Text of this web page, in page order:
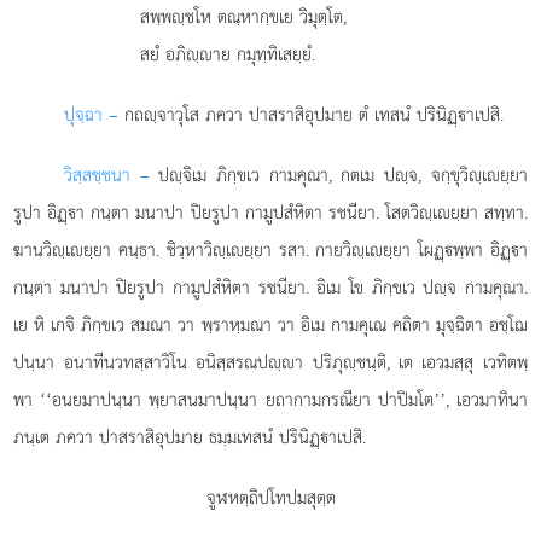
สพฺพฺชโห ตณฺหากฺขเย วิมุตฺโต,
สยํ อภิฺาย กมุทฺทิเสยฺยํ.
ปุจฺฉา – กถฺจาวุโสภควา ปาสราสิอุปมาย ตํ เทสนํ ปรินิฏฺาเปสิ.
วิสฺสชฺชนา – ปฺจิเม ภิกฺขเว กามคุณา, กตเม ปฺจ, จกฺขุวิฺเยฺยา
รูปา อิฏฺา กนฺตา มนาปา ปิยรูปา กามูปสํหิตา รชนียา. โสตวิฺเยฺยา สทฺทา.
ฆานวิฺเยฺยา คนฺธา. ชิวฺหาวิฺเยฺยา รสา. กายวิฺเยฺยา โผฏฺพฺพา อิฏฺา
กนฺตา มนาปา ปิยรูปา กามูปสํหิตา รชนียา. อิเม โข ภิกฺขเว ปฺจ กามคุณา.
เย หิ เกจิ ภิกฺขเว สมณา วา พฺราหฺมณา วา อิเม กามคุเณ คถิตา มุจฺฉิตา อชฺโฌ
ปนฺนา อนาทีนวทสฺสาวิโน อนิสฺสรณปฺา ปริภุฺชนฺติ, เต เอวมสฺสุ เวทิตพฺ
พา ‘‘อนยมาปนฺนา พฺยาสนมาปนฺนา ยถากามกรณียา ปาปิมโต’’, เอวมาทินา
ภนฺเต ภควา ปาสราสิอุปมาย ธมฺมเทสนํ ปรินิฏฺาเปสิ.
จูฬหตฺถิปโทปมสุตฺต